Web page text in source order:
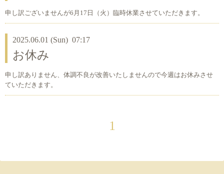
申し訳ございませんが6月17日（火）臨時休業させていただきます。
2025.06.01 (Sun) 07:17
お休み
申し訳ありません、体調不良が改善いたしませんので今週はお休みさせ
ていただきます。
1